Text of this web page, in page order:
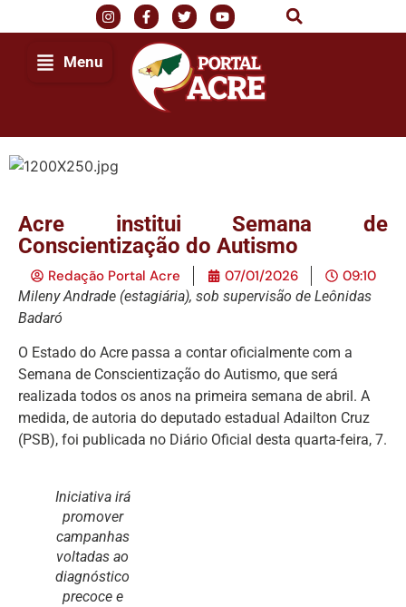
Menu
Acre institui Semana de
Conscientização do Autismo
Redação Portal Acre 07/01/2026 09:10
Mileny Andrade (estagiária), sob supervisão de Leônidas
Badaró
O Estado do Acre passa a contar oficialmente com a
Semana de Conscientização do Autismo, que será
realizada todos os anos na primeira semana de abril. A
medida, de autoria do deputado estadual Adailton Cruz
(PSB), foi publicada no Diário Oficial desta quarta-feira, 7.
Iniciativa irá
promover
campanhas
voltadas ao
diagnóstico
precoce e